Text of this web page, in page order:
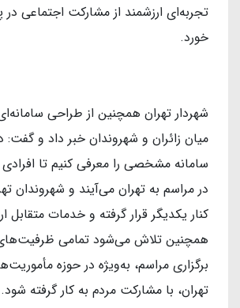
تجربه‌ای ارزشمند از مشارکت اجتماعی
خورد.
شهردار تهران همچنین از طراحی
میان زائران و شهروندان خبر داد و
سامانه مشخصی را معرفی کنیم تا
در مراسم به تهران می‌آیند و شهروندان
کنار یکدیگر قرار گرفته و خدمات متقابل
همچنین تلاش می‌شود تمامی
برگزاری مراسم، به‌ویژه در حوزه
تهران، با مشارکت مردم به کار گرفته شود.